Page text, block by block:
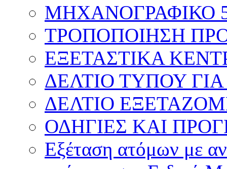
ΜΗΧΑΝΟΓΡΑΦΙΚΟ
ΤΡΟΠΟΠΟΙΗΣΗ
ΕΞΕΤΑΣΤΙΚΑ
ΔΕΛΤΙΟ ΤΥΠΟΥ
ΔΕΛΤΙΟ
ΟΔΗΓΙΕΣ ΚΑΙ
Εξέταση ατόμων με